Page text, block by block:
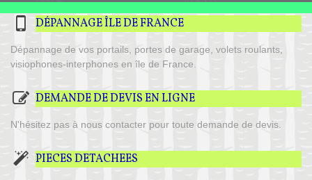
DÉPANNAGE ÎLE DE FRANCE
Dépannage de vos portails, portes de garage, volets roulants,
visiophones-interphones en île de France.
DEMANDE DE DEVIS EN LIGNE
N'hésitez pas à nous contacter pour toute demande de devis.
PIECES DETACHEES